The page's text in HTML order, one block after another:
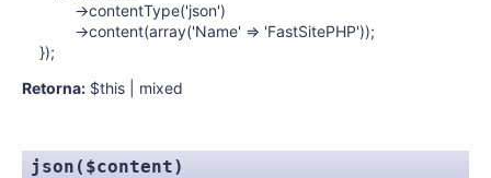
->contentType('json')
->content(array('Name' => 'FastSitePHP'));
});
Retorna: $this | mixed
json($content)